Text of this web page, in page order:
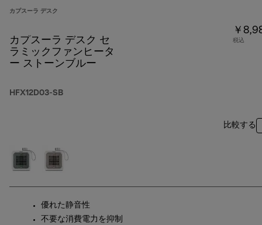
カプスーラ デスク
カプスーラ デスク セ
ラミックファンヒータ
ー ストーンブルー
HFX12D03-SB
￥
税込
比較する
優れた静音性
不要な消費電力を抑制